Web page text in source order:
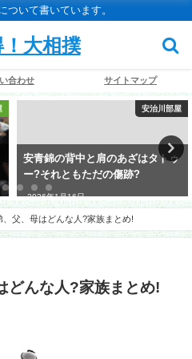
ついて書いています。
大相撲
合わせ サイトマップ
安治川部屋
安青錦の背中と肩のあざはタトゥ
ー?それともただの傷跡?
2026年1月16日
、父、母はどんな人?家族まとめ!
どんな人?家族まとめ!